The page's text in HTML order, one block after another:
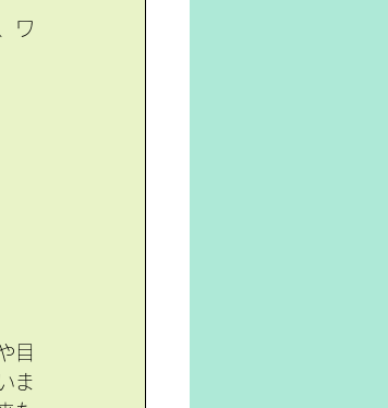
ワ
目
ま